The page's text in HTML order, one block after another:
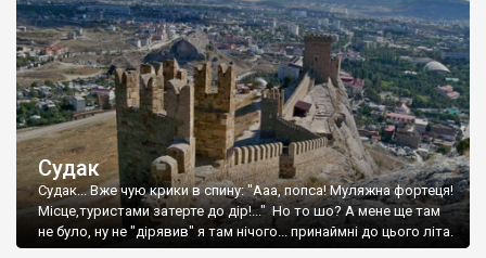
Судак
Судак... Вже чую крики в спину: "Ааа, попса! Муляжна фортеця!
Місце,туристами затерте до дір!..." Но то шо? А мене ще там
не було, ну не "дірявив" я там нічого... принаймні до цього літа.